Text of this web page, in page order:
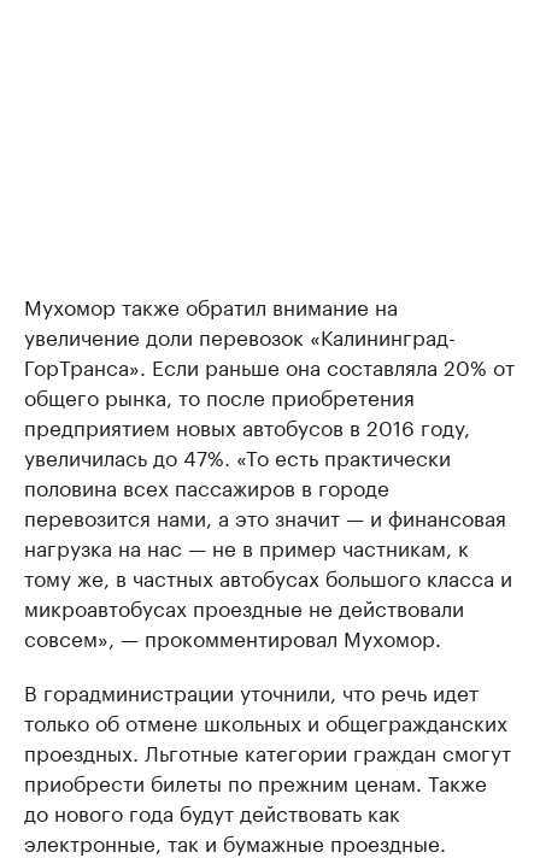
Мухомор также обратил внимание на
увеличение доли перевозок «Калининград-
ГорТранса». Если раньше она составляла 20% от
общего рынка, то после приобретения
предприятием новых автобусов в 2016 году,
увеличилась до 47%. «То есть практически
половина всех пассажиров в городе
перевозится нами, а это значит — и финансовая
нагрузка на нас — не в пример частникам, к
тому же, в частных автобусах большого класса и
микроавтобусах проездные не действовали
совсем», — прокомментировал Мухомор.
В горадминистрации уточнили, что речь идет
только об отмене школьных и общегражданских
проездных. Льготные категории граждан смогут
приобрести билеты по прежним ценам. Также
до нового года будут действовать как
электронные, так и бумажные проездные.